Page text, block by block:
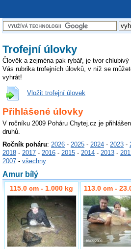
Trofejní úlovky
Člověk a zejména pak rybář, je tvor
Vás rubrika trofejních úlovků, v níž se
vyhrát!
Vložit trofejní úlovek
Přihlášené úlovky
V ročníku 2009 Poháru Chytej.cz je
druhů.
Ročník poháru: 2026 - 2025 - 2024 - 2023 -
2018 - 2017 - 2016 - 2015 - 2014 - 2013 -
2007 - všechny
Amur bílý
115.0 cm - 1.000 kg 113.0 cm -